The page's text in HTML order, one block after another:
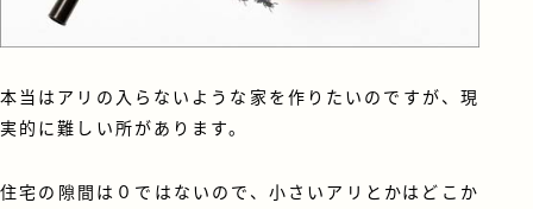
本当はアリの入らないような家を作りたいのですが、現
実的に難しい所があります。
住宅の隙間は０ではないので、小さいアリとかはどこか